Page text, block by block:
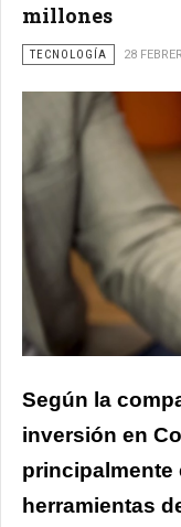
millones
TECNOLOGÍA 28
Según la
inversión en
principalmente
herramientas